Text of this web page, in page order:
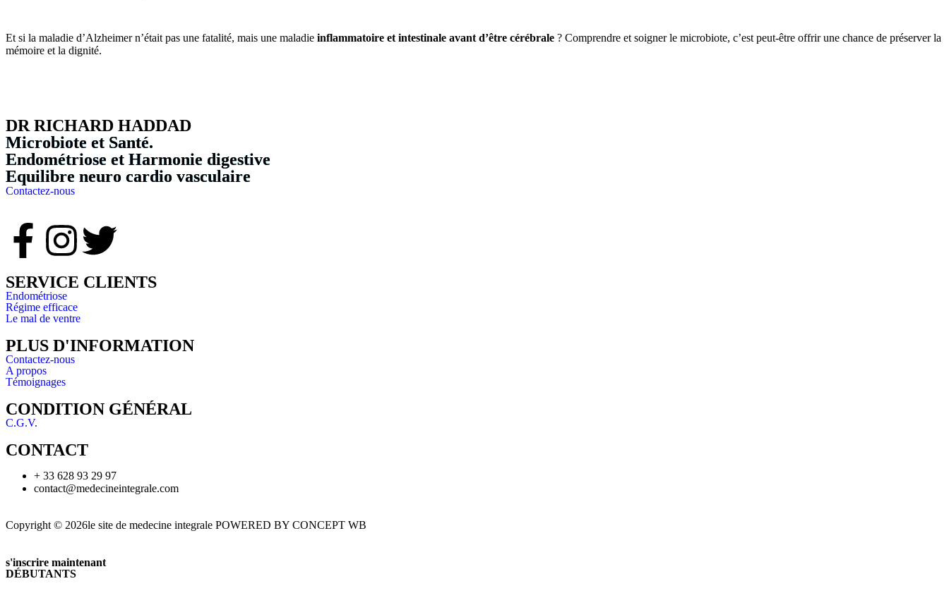
Et si la maladie d’Alzheimer n’était pas une fatalité, mais une maladie inflammatoire et intestinale avant d’être cérébrale ? Comprendre et soigner le microbiote, c’est peut-être offrir une chance de préserver la
mémoire et la dignité.
DR RICHARD HADDAD
Microbiote et Santé.
Endométriose et Harmonie digestive
Equilibre neuro cardio vasculaire
Contactez-nous
SERVICE CLIENTS
Endométriose
Régime efficace
Le mal de ventre
PLUS D'INFORMATION
Contactez-nous
A propos
Témoignages
CONDITION GÉNÉRAL
C.G.V.
CONTACT
+ 33 628 93 29 97
contact@medecineintegrale.com
Copyright © 2026le site de medecine integrale POWERED BY CONCEPT WB
s'inscrire maintenant
DÉBUTANTS